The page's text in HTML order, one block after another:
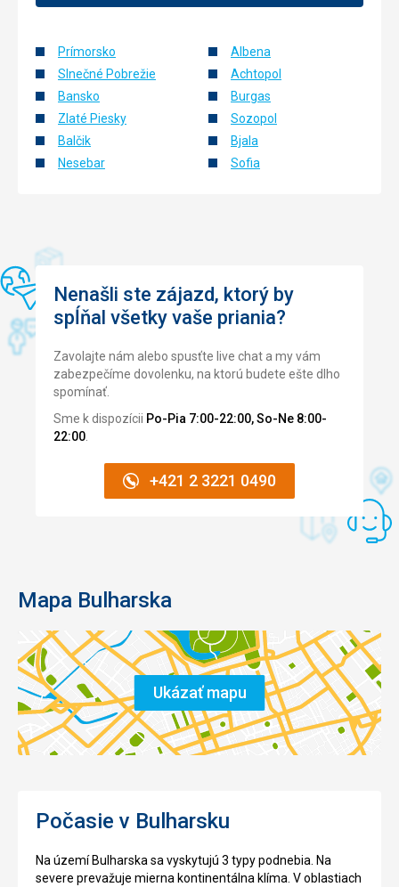
jsme pocit,že to bylo schválně. Na dotaz kde je restaurace
přtomná .delegátka..
Spokojeni s obsluhou i úklidem
Táto recenzia bola preložená automaticky pomocou
Prímorsko
Slnečné Pobrežie
Bansko
Zlaté Piesky
Balčik
Nesebar
Albena
Achtopol
Burgas
Sozopol
Bjala
Sofia
Nenašli ste zájazd, ktorý by
spĺňal všetky vaše priania?
Zavolajte nám alebo spusťte live chat a my vám
zabezpečíme dovolenku, na ktorú budete ešte dlho
spomínať.
Sme k dispozícii Po-Pia 7:00-22:00, So-Ne 8:00-
22:00
+421 2 3221 0490
Mapa Bulharska
Ukázať mapu
Počasie v Bulharsku
Na území Bulharska sa vyskytujú 3 typy podnebia. Na
severe prevažuje mierna kontinentálna klíma. V oblastiach